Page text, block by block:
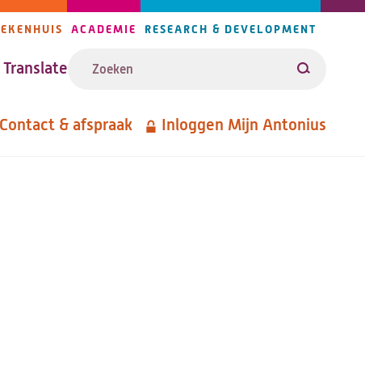
ACADEMIE RESEARCH & DEVELOPMENT
Translate Zoeken
Contact & afspraak Inloggen Mijn Antonius